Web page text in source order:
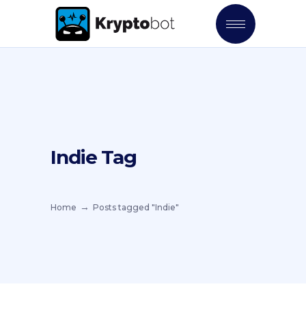
Indie Tag
Home Posts tagged "Indie"